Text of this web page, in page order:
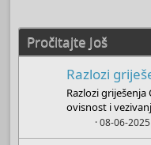
Pročitajte Još
Razlozi
Razlozi
ovisnost i
08-06-2025